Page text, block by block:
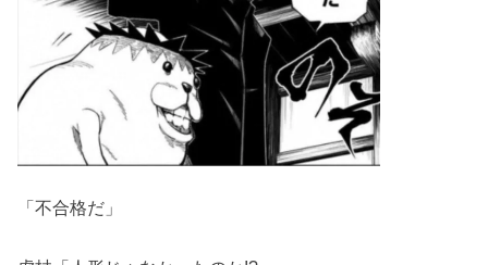
「不合格だ」